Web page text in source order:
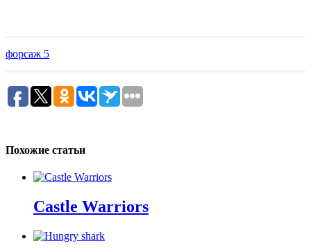
форсаж 5
Похожие статьи
Castle Warriors